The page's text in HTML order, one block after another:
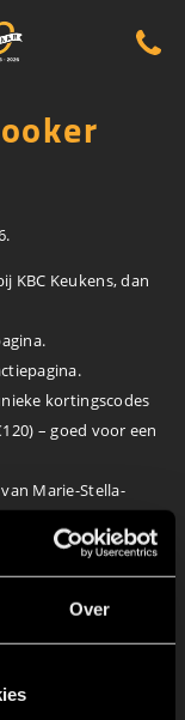
Over
KBC Keukens, dan
kortingscodes
– goed voor een
Marie-Stella-
wordt, zolang de
2036.